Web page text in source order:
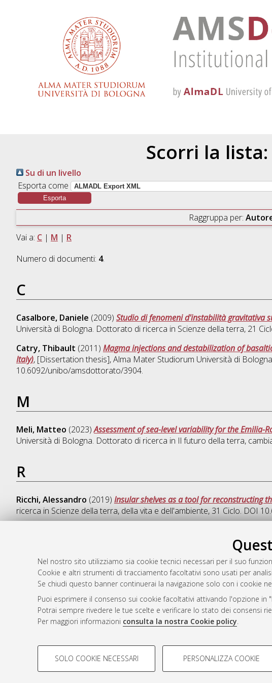
Nel nostro sito utilizziamo sia cookie tecnici necessari per il suo
Cookie e altri strumenti di tracciamento facoltativi sono usati per
Se chiudi questo banner continuerai la navigazione solo con i cookie
Puoi esprimere il consenso sui cookie facoltativi attivando l'opzione
Potrai sempre rivedere le tue scelte e verificare lo stato dei consensi
Per maggiori informazioni consulta la nostra Cookie policy.
COOKIE DI PROFILAZIONE - FACOLTATIVI
SOLO COOKIE NECESSARI PERSONALIZZA COOKIE
Scorri la
Su di un livello
Esporta come
Raggruppa per:
Vai a: C| M | R
Numero di documenti: 4.
C
Casalbore, Daniele (2009) Studio di fenomeni d'instabilità gravitativa
Università di Bologna. Dottorato di ricerca in Scienze della terra, 21
Catry, Thibault (2011) Magma injections and destabilization of
Italy), [Dissertation thesis], Alma Mater Studiorum Università di
10.6092/unibo/amsdottorato/3904.
M
Meli, Matteo (2023)Assessment of sea-level variability for the
Università di Bologna. Dottorato di ricerca in Il futuro della terra,
R
Ricchi, Alessandro (2019) Insular shelves as a tool for reconstructing
ricerca in Scienze della terra, della vita e dell'ambiente, 31 Ciclo. DOI
Atom
Rss 1.0
Rss 2.0
AMS Dottorato
ISSN: 2038-7946
Servizio implementato e
Impostazioni Cookie
Informativa sulla privacy
Condizioni d’uso del sito
© ALMA MATER STUDIORUM - Università di Bologna,